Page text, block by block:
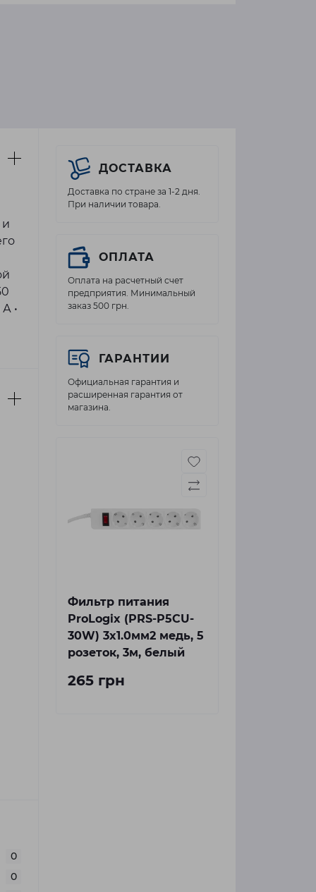
и
•
0
0
ДОСТАВКА
Доставка по стране за 1-2 дня.
При наличии товара.
ОПЛАТА
Оплата на расчетный счет
предприятия. Минимальный
заказ 500 грн.
ГАРАНТИИ
Официальная гарантия и
расширенная гарантия от
магазина.
Фильтр питания
ProLogix (PRS-P5CU-
30W) 3x1.0мм2 медь, 5
розеток, 3м, белый
265 грн